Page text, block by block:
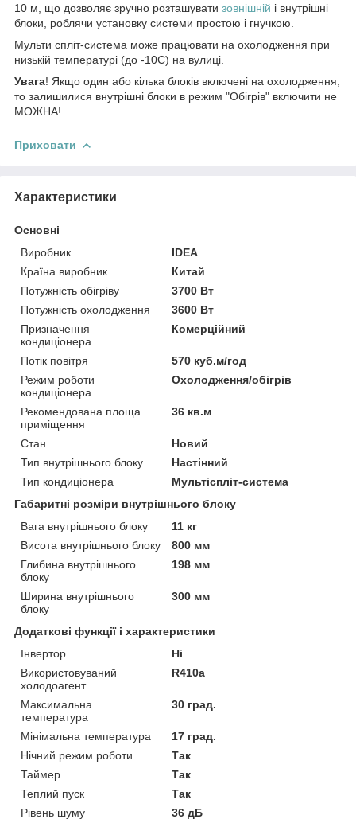
10 м, що дозволяє зручно розташувати зовнішній і внутрішні
блоки, роблячи установку системи простою і гнучкою.
Мульти спліт-система може працювати на охолодження при
низькій температурі (до -10C) на вулиці.
Увага! Якщо один або кілька блоків включені на охолодження,
то залишилися внутрішні блоки в режим "Обігрів" включити не
МОЖНА!
Приховати
Характеристики
Основні
Виробник
IDEA
Країна виробник
Китай
Потужність обігріву
3700 Вт
Потужність охолодження
3600 Вт
Призначення
кондиціонера
Комерційний
Потік повітря
570 куб.м/год
Режим роботи
кондиціонера
Охолодження/обігрів
Рекомендована площа
приміщення
36 кв.м
Стан
Новий
Тип внутрішнього блоку
Настінний
Тип кондиціонера
Мультіспліт-система
Габаритні розміри внутрішнього блоку
Вага внутрішнього блоку
11 кг
Висота внутрішнього блоку
800 мм
Глибина внутрішнього
блоку
198 мм
Ширина внутрішнього
блоку
300 мм
Додаткові функції і характеристики
Інвертор
Ні
Використовуваний
холодоагент
R410a
Максимальна
температура
30 град.
Мінімальна температура
17 град.
Нічний режим роботи
Так
Таймер
Так
Теплий пуск
Так
Рівень шуму
36 дБ